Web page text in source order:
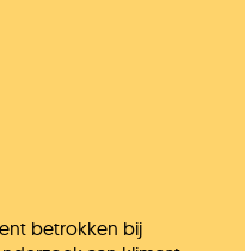
betrokken bij